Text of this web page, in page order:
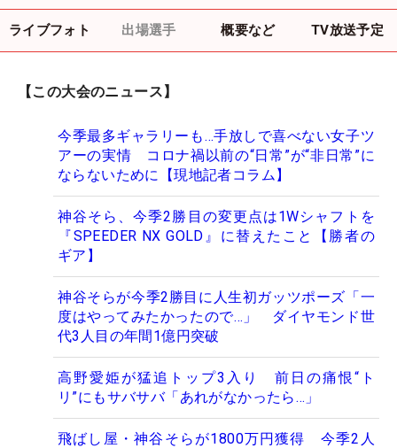
ライブフォト 出場選手 概要など TV放送予定
【この大会のニュース】
今季最多ギャラリーも…手放しで喜べない女子ツ
アーの実情 コロナ禍以前の“日常”が“非日常”に
ならないために【現地記者コラム】
神谷そら、今季2勝目の変更点は1Wシャフトを
『SPEEDER NX GOLD』に替えたこと【勝者の
ギア】
神谷そらが今季2勝目に人生初ガッツポーズ「一
度はやってみたかったので…」 ダイヤモンド世
代3人目の年間1億円突破
高野愛姫が猛追トップ3入り 前日の痛恨“ト
リ”にもサバサバ「あれがなかったら…」
飛ばし屋・神谷そらが1800万円獲得 今季2人